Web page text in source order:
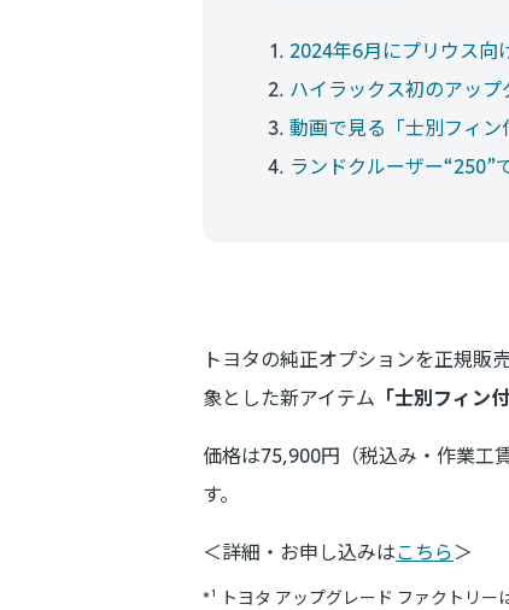
2024年6月にプリウス向
ハイラックス初のアッ
動画で見る「士別フィン
ランドクルーザー“250”
トヨタの純正オプションを正規販
象とした新アイテム 「士別フィン
価格は75,900円（税込み・作業工
す。
＜詳細・お申し込みはこちら＞
*¹ トヨタ アップグレード ファクトリ